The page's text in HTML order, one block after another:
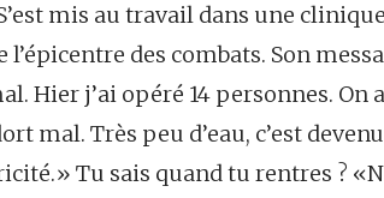
mis au travail dans une
des combats. Son
Hier j’ai opéré 14 personnes.
mal. Très peu d’eau, c’est
Tu sais quand tu rentres ?